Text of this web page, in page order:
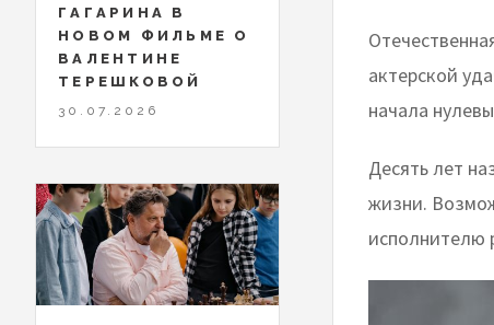
актерской
начала
Десять лет
жизни.
исполнителю
ГАГАРИНА В
НОВОМ ФИЛЬМЕ О
ВАЛЕНТИНЕ
ТЕРЕШКОВОЙ
30.07.2026